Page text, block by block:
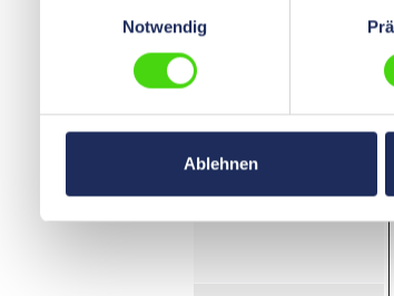
Notwendig
Ablehnen
91607